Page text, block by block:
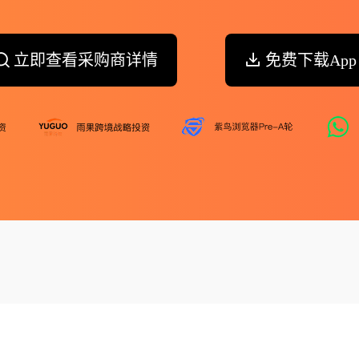
立即查看采购商详情 免费下载App